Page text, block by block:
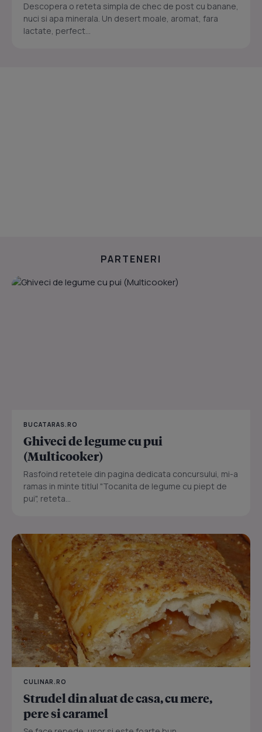
Descopera o reteta simpla de chec de post cu banane,
nuci si apa minerala. Un desert moale, aromat, fara
lactate, perfect...
PARTENERI
BUCATARAS.RO
Ghiveci de legume cu pui
(Multicooker)
Rasfoind retetele din pagina dedicata concursului, mi-a
ramas in minte titlul "Tocanita de legume cu piept de
pui", reteta...
CULINAR.RO
Strudel din aluat de casa, cu mere,
pere si caramel